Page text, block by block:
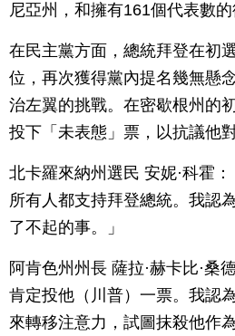
尼亞州，和擁有161個代表數的
在民主黨方面，總統拜登在初
位，再次獲得黨內提名幾無懸
治左翼的挑戰。在密歇根州的
投下「未表態」票，以抗議他
北卡羅來納州選民 安妮·科霍
所有人都支持拜登總統。我認
了不起的事。」
阿肯色州州長 薩拉·赫卡比·桑
肯定投他（川普）一票。我認
來轉移注意力，試圖抹殺他作